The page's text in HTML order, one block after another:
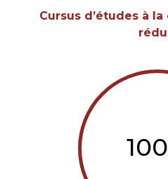
Cursus d’études à
100